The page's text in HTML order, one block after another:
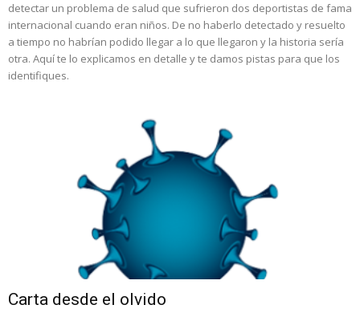
detectar un problema de salud que sufrieron dos deportistas de fama
internacional cuando eran niños. De no haberlo detectado y resuelto
a tiempo no habrían podido llegar a lo que llegaron y la historia sería
otra. Aquí te lo explicamos en detalle y te damos pistas para que los
identifiques.
Carta desde el olvido